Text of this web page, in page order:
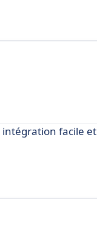
intégration facile et